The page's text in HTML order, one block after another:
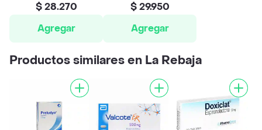
$ 28.270
Agregar
$ 29.950
Agregar
Productos similares en La Rebaja